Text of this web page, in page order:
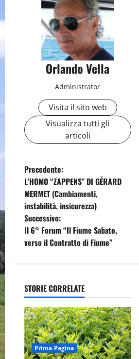
Orlando Vella
Administrator
Visita il sito web
Visualizza tutti gli
articoli
N
a
v
i
z
i
o
Precedente:
L’HOMO “ZAPPENS” DI GÉRARD
MERMET (Cambiamenti,
instabilità, insicurezza)
Successivo:
Il 6° Forum “Il Fiume Sabato,
verso il Contratto di Fiume”
STORIE CORRELATE
Prima Pagina